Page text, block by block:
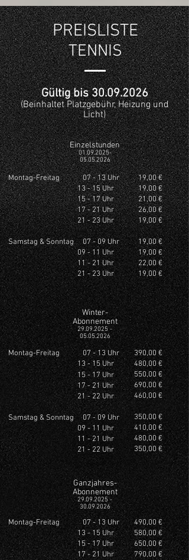
PREISLISTE
TENNIS
Gültig bis30.09.2026
(Beinhaltet Platzgebühr, Heizung und
Licht)
Einzelstunden
01.09.2025-
05.05.2026
Montag-Freitag 07 - 13 Uhr
13 - 15 Uhr
15 - 17 Uhr
17 - 21 Uhr
21 - 23 Uhr
Samstag & Sonntag 07 - 09 Uhr
09 - 11 Uhr
11 - 21 Uhr
21 - 23 Uhr
19,00 €
19,00 €
21,00 €
26,00 €
19,00 €
19,00 €
19,00 €
22,00 €
19,00 €
Winter-
Abonnement
29.09.2025 -
05.05.2026
390,00 €
480,00 €
550,00 €
690,00 €
460,00 €
350,00 €
410,00 €
480,00 €
350,00 €
Ganzjahres-
Abonnement
29.09.2025 -
30.09.2026
Montag-Freitag 07 - 13 Uhr
13 - 15 Uhr
15 - 17 Uhr
17 - 21 Uhr
21 - 22 Uhr
Samstag & Sonntag 07 - 09 Uhr
09 - 11 Uhr
11 - 21 Uhr
21 - 22 Uhr
490,00 €
580,00 €
650,00 €
790,00 €
Montag-Freitag 07 - 13 Uhr
13 - 15 Uhr
15 - 17 Uhr
17 - 21 Uhr